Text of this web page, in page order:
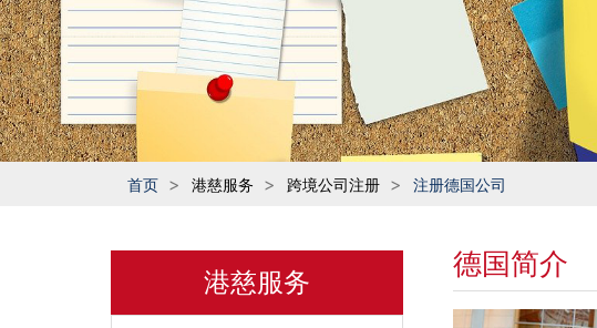
首页 港慈服务 跨境公司注册 注册德国公司
德国简介
港慈服务